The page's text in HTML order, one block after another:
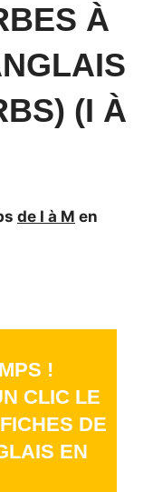
À
(I À
de I à M en
!
CLIC LE
DE
EN